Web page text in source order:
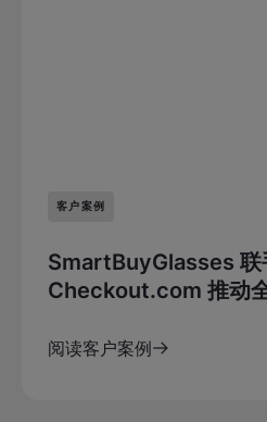
客户案例
SmartBuyGlasses 联
Checkout.com 推动
阅读客户案例